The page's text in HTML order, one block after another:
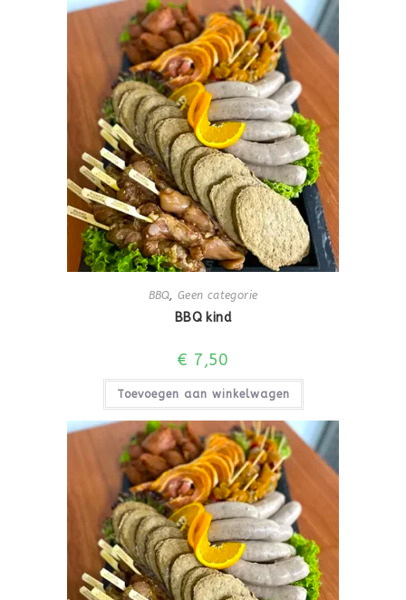
BBQ, Geen categorie
BBQ kind
€ 7,50
Toevoegen aan winkelwagen